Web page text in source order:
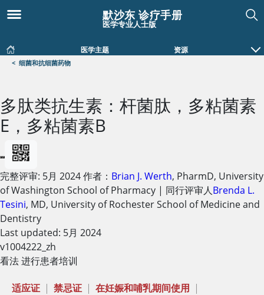
默沙东 诊疗手册
医学专业人士版
医学主题 资源
< 细菌和抗细菌药物
多肽类抗生素：杆菌肽，多粘菌素
E，多粘菌素B
完整评审: 5月 2024作者： Brian J. Werth, PharmD, University
of Washington School of Pharmacy | 同行评审人Brenda L.
Tesini, MD, University of Rochester School of Medicine and
Dentistry
Last updated: 5月 2024
v1004222_zh
看法 进行患者培训
适应证 | 禁忌证 | 在妊娠和哺乳期间使用 |